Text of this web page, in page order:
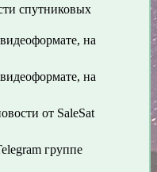
спутниковых
на
на
от SaleSat
группе